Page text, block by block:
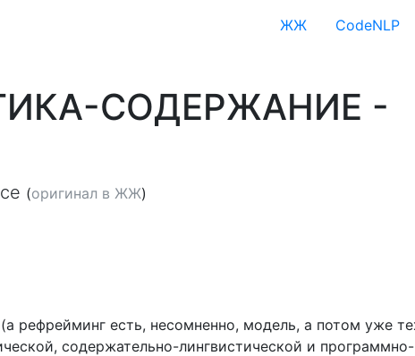
ЖЖ CodeNLP
СОДЕРЖАНИЕ -
(оригинал в ЖЖ)
рефрейминг есть, несомненно, модель, а потом уже
содержательно-лингвистической и программно-